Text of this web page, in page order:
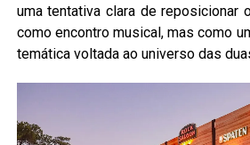
uma tentativa clara de reposicionar
como encontro musical, mas como
temática voltada ao universo das